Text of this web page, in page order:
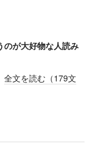
のが大好物な人読み
全文を読む（179文